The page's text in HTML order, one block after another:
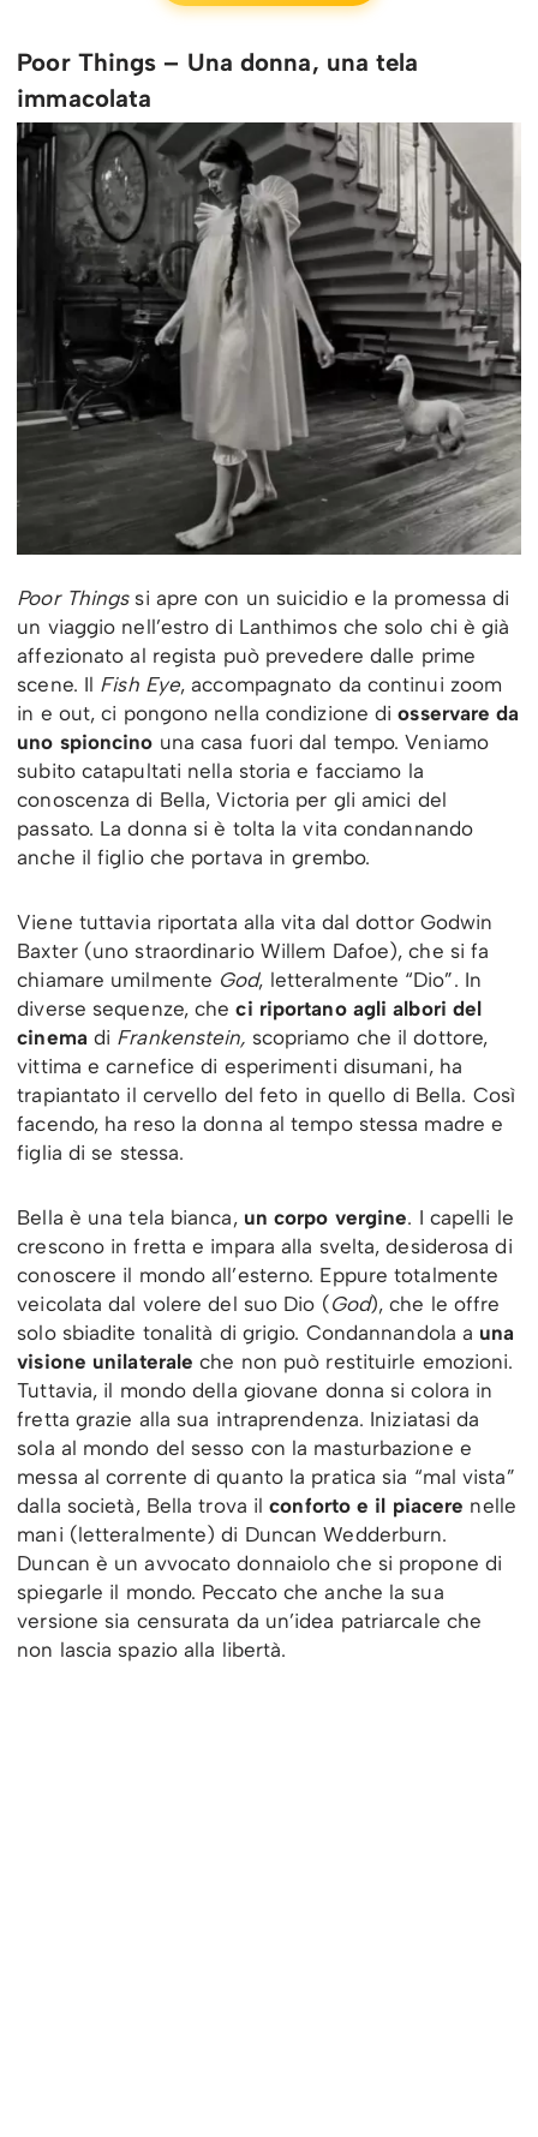
Poor Things – Una donna, una tela
immacolata
Poor Thingssi apre con un suicidio e la promessa di
un viaggio nell’estro di Lanthimos che solo chi è già
affezionato al regista può prevedere dalle prime
scene. Il Fish Eye, accompagnato da continui zoom
in e out, ci pongono nella condizione di osservare da
uno spioncino una casa fuori dal tempo. Veniamo
subito catapultati nella storia e facciamo la
conoscenza di Bella, Victoria per gli amici del
passato. La donna si è tolta la vita condannando
anche il figlio che portava in grembo.
Viene tuttavia riportata alla vita dal dottor Godwin
Baxter (uno straordinario Willem Dafoe), che si fa
chiamare umilmente God, letteralmente “Dio”. In
diverse sequenze, checi riportano agli albori del
cinema di Frankenstein, scopriamo che il dottore,
vittima e carnefice di esperimenti disumani, ha
trapiantato il cervello del feto in quello di Bella. Così
facendo, ha reso la donna al tempo stessa madre e
figlia di se stessa.
Bella è una tela bianca, un corpo vergine. I capelli le
crescono in fretta e impara alla svelta, desiderosa di
conoscere il mondo all’esterno. Eppure totalmente
veicolata dal volere del suo Dio (God), che le offre
solo sbiadite tonalità di grigio. Condannandola a una
visione unilateraleche non può restituirle emozioni.
Tuttavia, il mondo della giovane donna si colora in
fretta grazie alla sua intraprendenza. Iniziatasi da
sola al mondo del sesso con la masturbazione e
messa al corrente di quanto la pratica sia “mal vista”
dalla società, Bella trova ilconforto e il piacere nelle
mani (letteralmente) di Duncan Wedderburn.
Duncan è un avvocato donnaiolo che si propone di
spiegarle il mondo. Peccato che anche la sua
versione sia censurata da un’idea patriarcale che
non lascia spazio alla libertà.